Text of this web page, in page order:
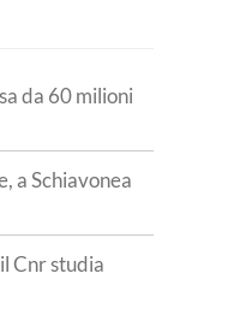
da 60 milioni
a Schiavonea
Cnr studia